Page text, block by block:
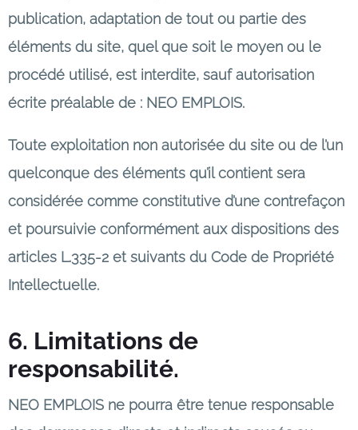
publication, adaptation de tout ou partie des
éléments du site, quel que soit le moyen ou le
procédé utilisé, est interdite, sauf autorisation
écrite préalable de : NEO EMPLOIS.
Toute exploitation non autorisée du site ou de l’un
quelconque des éléments qu’il contient sera
considérée comme constitutive d’une contrefaçon
et poursuivie conformément aux dispositions des
articles L.335-2 et suivants du Code de Propriété
Intellectuelle.
6. Limitations de
responsabilité.
NEO EMPLOIS ne pourra être tenue responsable